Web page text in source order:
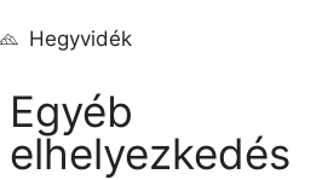
Hegyvidék
Egyéb
elhelyezkedés